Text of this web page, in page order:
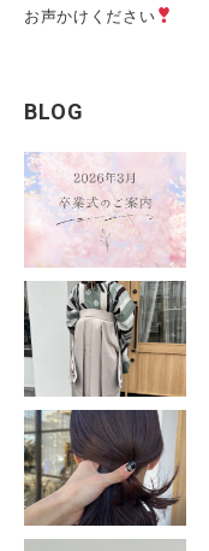
お声かけください
BLOG